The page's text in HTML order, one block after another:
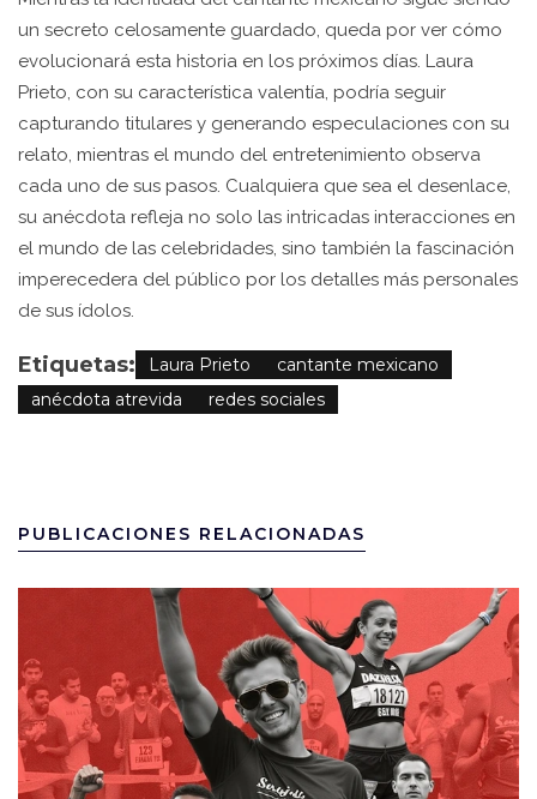
un secreto celosamente guardado, queda por ver cómo
evolucionará esta historia en los próximos días. Laura
Prieto, con su característica valentía, podría seguir
capturando titulares y generando especulaciones con su
relato, mientras el mundo del entretenimiento observa
cada uno de sus pasos. Cualquiera que sea el desenlace,
su anécdota refleja no solo las intricadas interacciones en
el mundo de las celebridades, sino también la fascinación
imperecedera del público por los detalles más personales
de sus ídolos.
Etiquetas: Laura Prieto
cantante mexicano
anécdota atrevida
redes sociales
PUBLICACIONES RELACIONADAS